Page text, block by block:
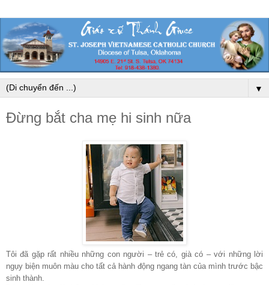
▼
Đừng bắt cha mẹ hi sinh nữa
Tôi đã gặp rất nhiều những con người – trẻ có, già có – với những lời
ngụy biện muôn màu cho tất cả hành động ngang tàn của mình trước bậc
sinh thành.